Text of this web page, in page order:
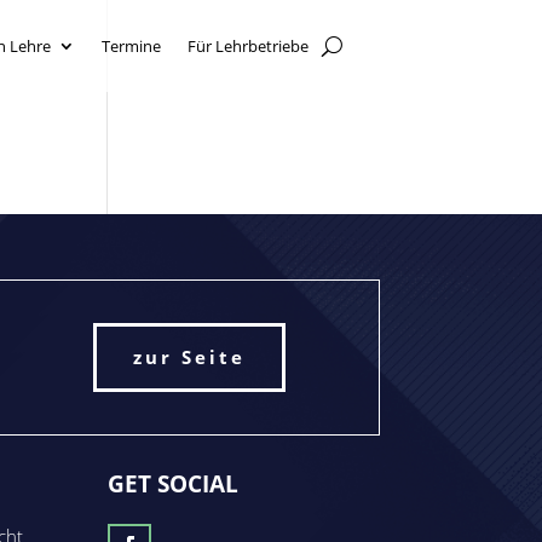
Lehre Termine Für Lehrbetriebe
zur Seite
GET SOCIAL